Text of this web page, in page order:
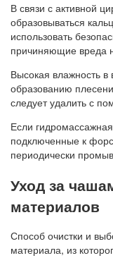
В связи с активной
образовываться
использовать
причиняющие вреда
Высокая влажность в
образованию
следует удалить с
Если
подключенные к
периодически
Уход за
материалов
Способ очистки и
материала, из